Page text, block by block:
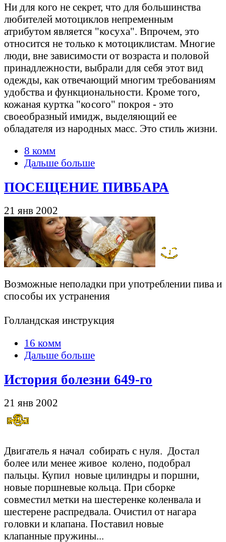
Ни для кого не секрет, что для большинства
любителей мотоциклов непременным
атрибутом является "косуха". Впрочем, это
относится не только к мотоциклистам. Многие
люди, вне зависимости от возраста и половой
принадлежности, выбрали для себя этот вид
одежды, как отвечающий многим требованиям
удобства и функциональности. Кроме того,
кожаная куртка "косого" покроя - это
своеобразный имидж, выделяющий ее
обладателя из народных масс. Это стиль жизни.
8 комм
Дальше больше
ПОСЕЩЕНИЕ ПИВБАРА
21 янв 2002
Возможные неполадки при употреблении пива и
способы их устранения
Голландская инструкция
16 комм
Дальше больше
История болезни 649-го
21 янв 2002
Двигатель я начал собирать с нуля. Достал
более или менее живое колено, подобрал
пальцы. Купил новые цилиндры и поршни,
новые поршневые кольца. При сборке
совместил метки на шестеренке коленвала и
шестерене распредвала. Очистил от нагара
головки и клапана. Поставил новые
клапанные пружины...